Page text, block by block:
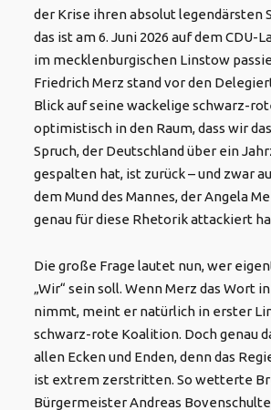
der Krise ihren absolut legendärsten
das ist am 6. Juni 2026 auf dem CDU-
im mecklenburgischen Linstow
Friedrich Merz stand vor den
Blick auf seine wackelige schwarz-
optimistisch in den Raum, dass wir
Spruch, der Deutschland über ein
gespalten hat, ist zurück – und zwar
dem Mund des Mannes, der Angela
genau für diese Rhetorik attackiert
Die große Frage lautet nun, wer
„Wir“ sein soll. Wenn Merz das Wort
nimmt, meint er natürlich in erster
schwarz-rote Koalition. Doch genau
allen Ecken und Enden, denn das
ist extrem zerstritten. So wetterte
Bürgermeister Andreas